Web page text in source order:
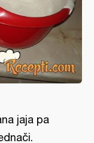
jaja pa